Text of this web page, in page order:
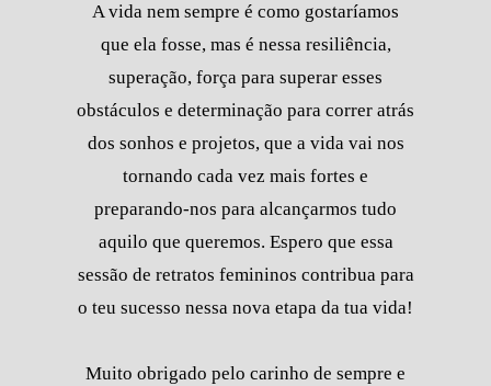
A vida nem sempre é como gostaríamos
que ela fosse, mas é nessa resiliência,
superação, força para superar esses
obstáculos e determinação para correr atrás
dos sonhos e projetos, que a vida vai nos
tornando cada vez mais fortes e
preparando-nos para alcançarmos tudo
aquilo que queremos. Espero que essa
sessão de retratos femininos contribua para
o teu sucesso nessa nova etapa da tua vida!
Muito obrigado pelo carinho de sempre e